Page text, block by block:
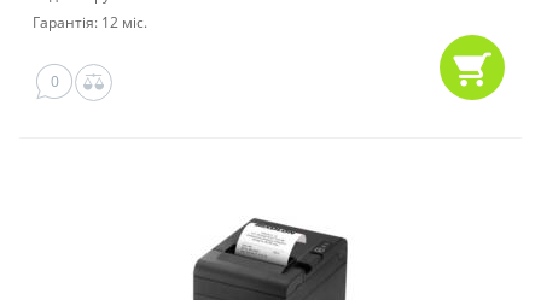
Гарантія: 12 міс.
0